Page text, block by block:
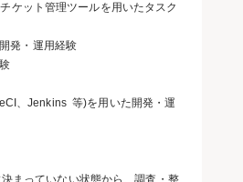
ケット管理ツールを用いたタスク
発・運用経験
、Jenkins 等)を用いた開発・運